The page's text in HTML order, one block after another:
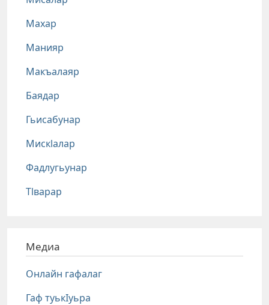
Махар
Манияр
Макъалаяр
Баядар
Гьисабунар
Мискlалар
Фадлугьунар
Тlварар
Медиа
Онлайн гафалаг
Гаф туькIуьра